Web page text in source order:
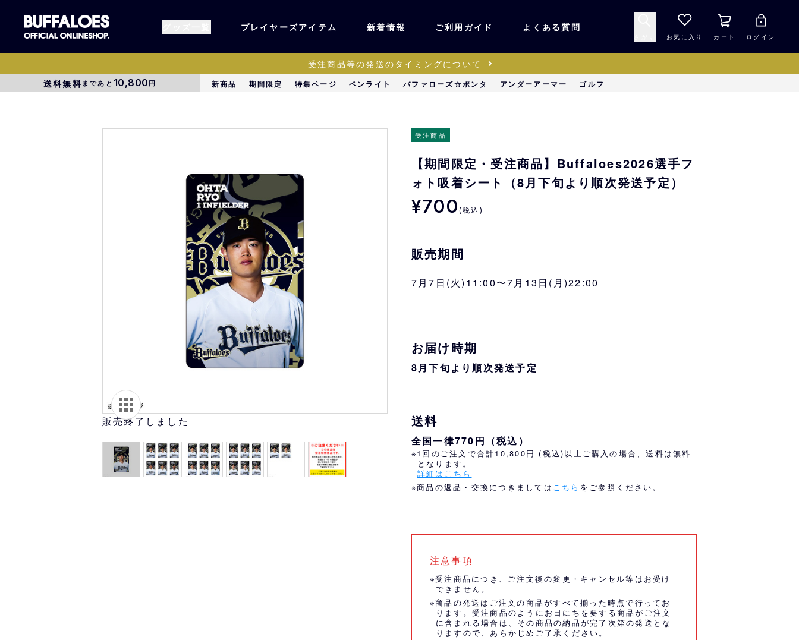
すべてのグッズ オーセンティック
ユニフォーム・ワッ
キャップ・ヘルメッ
タオル各種 アパレル キッズ・ベビー
コラボグッズ
ステーショナリー・
キッチン・食品
EC限定販売
オリ達におすすめ
プレイヤーズアイテム 新着情報 ご利用ガイド よくある質問
お気に入り カート ログイン
受注商品等の発送のタイミングについて
送料無料まであと 10,800円 新商品 期間限定 特集ページ ペンライト バファローズ☆ポンタ アンダーアーマー ゴルフ
販売終了しました
受注商品
【期間限定・受注商品】Buffaloes2026選手フ
ォト吸着シート（8月下旬より順次発送予定）
¥700 (税込)
販売期間
7月7日(火)11:00〜7月13日(月)22:00
お届け時期
8月下旬より順次発送予定
送料
全国一律770円（税込）
※1回のご注文で合計10,800円 (税込)以上ご購入の場合、送料は無料
となります。
詳細はこちら
※商品の返品・交換につきましては こちら をご参照ください。
注意事項
※受注商品につき、ご注文後の変更・キャンセル等はお受け
できません。
※商品の発送はご注文の商品がすべて揃った時点で行ってお
ります。受注商品のようにお日にちを要する商品がご注文
に含まれる場合は、その商品の納品が完了次第の発送とな
りますので、あらかじめご了承ください。